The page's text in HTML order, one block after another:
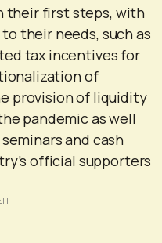
their first steps, with
their needs, such as
tax incentives for
of
provision of liquidity
pandemic as well
and cash
official supporters